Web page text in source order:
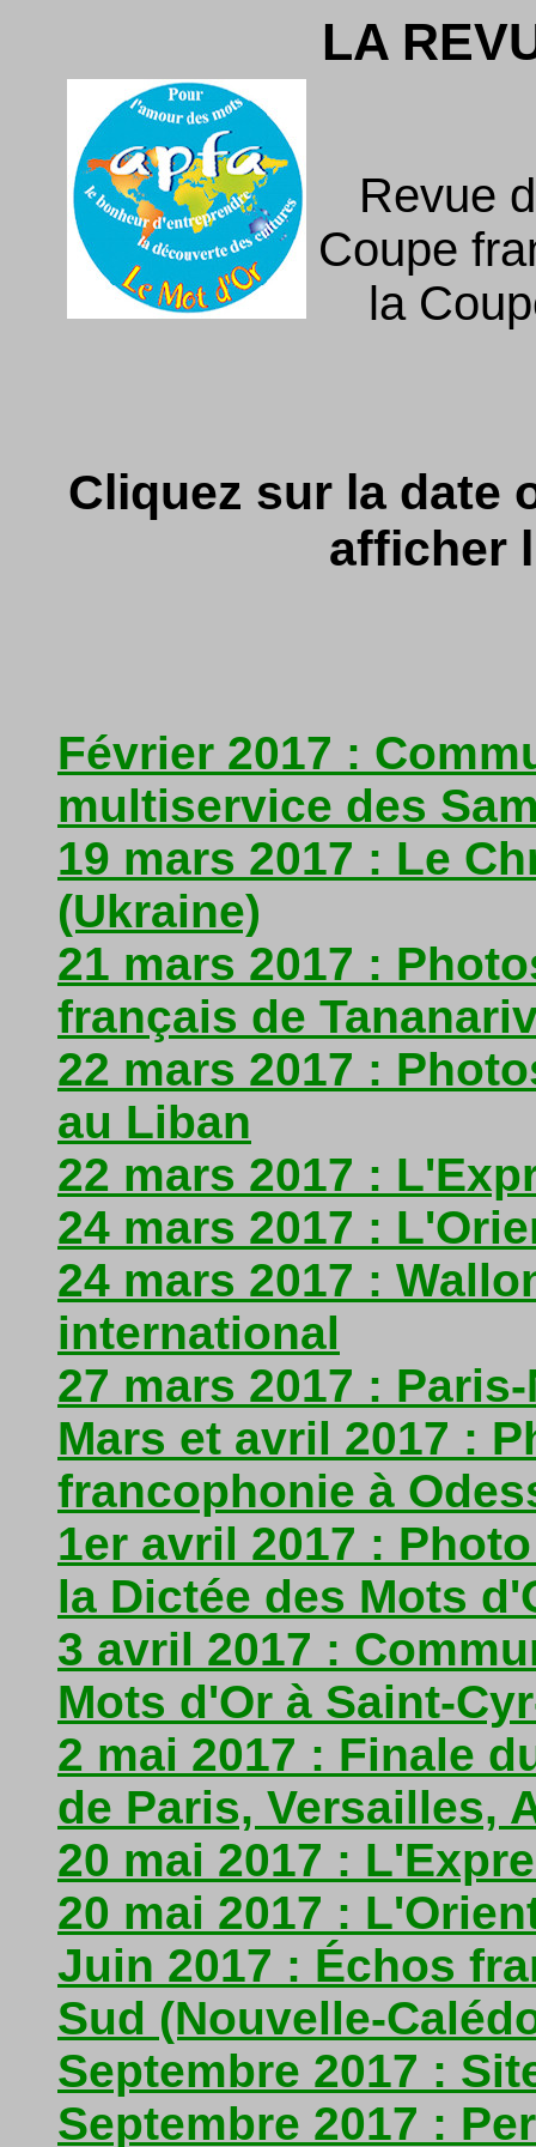
LA
Revue
Coupe
la
Cliquez sur la date
afficher
Février 2017 :
multiservice des
19 mars 2017 : Le
(Ukraine)
21 mars 2017 :
français de
22 mars 2017 :
au Liban
22 mars 2017 :
24 mars 2017 :
24 mars 2017 :
international
27 mars 2017 :
Mars et avril 2017 :
francophonie à
1er avril 2017 :
la Dictée des Mots
3 avril 2017 :
Mots d'Or à Saint-
2 mai 2017 : Finale
de Paris, Versailles,
20 mai 2017 :
20 mai 2017 :
Juin 2017 : Échos
Sud (Nouvelle-
Septembre 2017 :
Septembre 2017 :